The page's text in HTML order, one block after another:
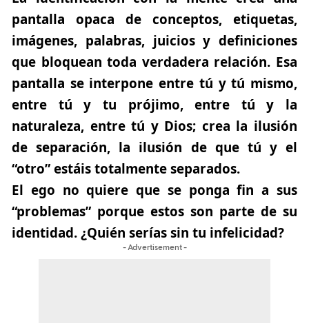
pantalla opaca de conceptos, etiquetas,
imágenes, palabras, juicios y definiciones
que bloquean toda verdadera relación. Esa
pantalla se interpone entre tú y tú mismo,
entre tú y tu prójimo, entre tú y la
naturaleza, entre tú y Dios; crea la ilusión
de separación, la ilusión de que tú y el
“otro” estáis totalmente separados.
El ego no quiere que se ponga fin a sus
“problemas” porque estos son parte de su
identidad. ¿Quién serías sin tu infelicidad?
- Advertisement -